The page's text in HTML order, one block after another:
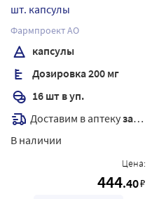
шт. капсулы
Фармпроект АО
капсулы
Дозировка 200 мг
16 шт в уп.
Доставим в аптекузавтра
В наличии
Цена:
444.40₽